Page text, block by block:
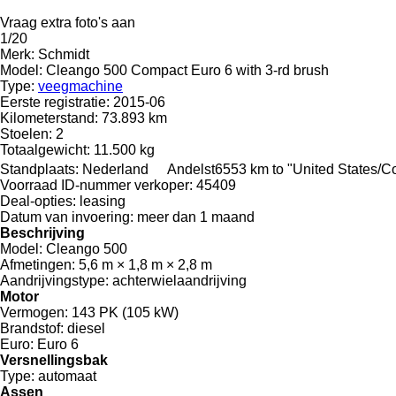
Vraag extra foto's aan
1/20
Merk: Schmidt
Model: Cleango 500 Compact Euro 6 with 3-rd brush
Type: veegmachine
Eerste registratie: 2015-06
Kilometerstand: 73.893 km
Stoelen: 2
Totaalgewicht: 11.500 kg
Standplaats: Nederland Andelst6553 km to "United States/
Voorraad ID-nummer verkoper: 45409
Deal-opties: leasing
Datum van invoering: meer dan 1 maand
Beschrijving
Model: Cleango 500
Afmetingen: 5,6 m × 1,8 m × 2,8 m
Aandrijvingstype: achterwielaandrijving
Motor
Vermogen: 143 PK (105 kW)
Brandstof: diesel
Euro: Euro 6
Versnellingsbak
Type: automaat
Assen